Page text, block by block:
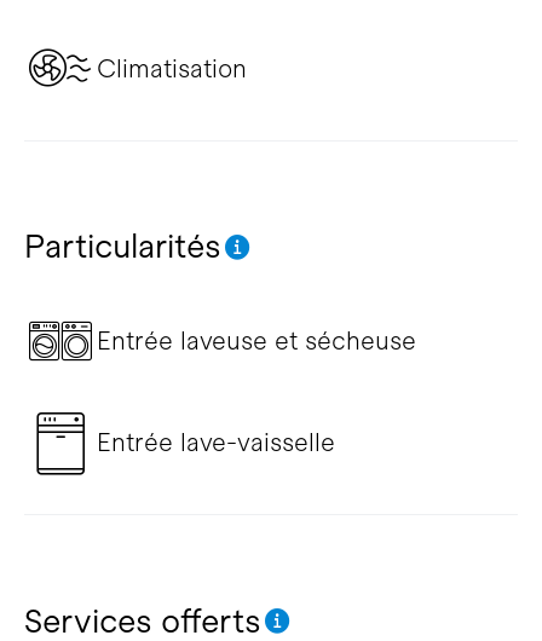
Climatisation
Particularités
Entrée laveuse et sécheuse
Entrée lave-vaisselle
Services offerts